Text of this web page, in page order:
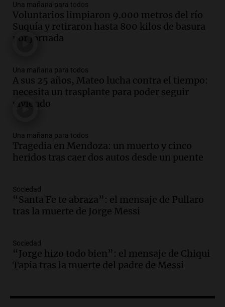
Audio.Murió Jorge Messi
Una mañana para todos
Audio.Mateo, a los 25 años, lucha
contra el tiempo: necesita un trasplante
para poder seguir viviend
Una mañana para todos
Audio.Estiman que la inflación nacional
de julio será menor al 2,9% registrado
en CABA
Audio.Altas Cumbres: rescataron a una
cabra que llevaba ocho días atrapada en
un precipicio
Episodios
Audio.Chile planteó mejorar la
conectividad fronteriza, aérea y digital
Episodios
Una mañana para todos
Voluntarios limpiaron 9.000 metros del río
Suquía y retiraron hasta 800 kilos de basura
por jornada
Una mañana para todos
A sus 25 años, Mateo lucha contra el tiempo:
necesita un trasplante para poder seguir
viviendo
Una mañana para todos
Tragedia en Mendoza: un muerto y cinco
heridos tras caer dos autos desde un puente
Sociedad
“Santa Fe te abraza”: el mensaje de Pullaro
tras la muerte de Jorge Messi
Sociedad
“Jorge hizo todo bien”: el mensaje de Chiqui
Tapia tras la muerte del padre de Messi